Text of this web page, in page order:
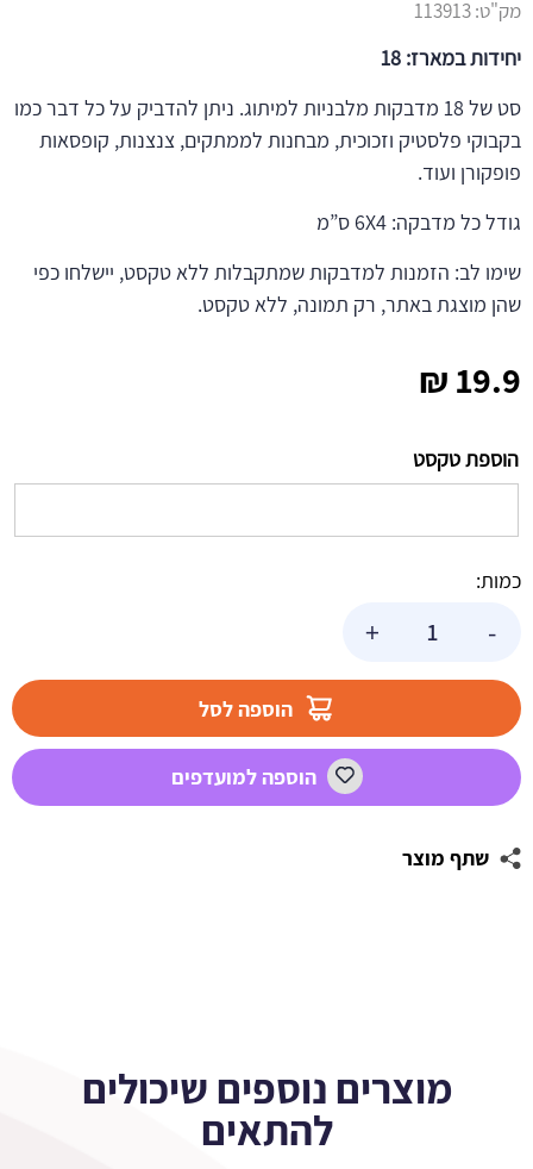
19.9
₪
הוספת טקסט
כמות:
-
מסיבת
+
הוספה לסל
הוספה למועדפים
שתף מוצר
מק"ט:113913
יחידות במארז: 18
סט של 18 מדבקות מלבניות למיתוג. ניתן להדביק על כל דבר כמו
בקבוקי פלסטיק וזכוכית, מבחנות לממתקים, צנצנות, קופסאות
פופקורן ועוד.
גודל כל מדבקה: 6X4 ס”מ
שימו לב: הזמנות למדבקות שמתקבלות ללא טקסט, יישלחו כפי
שהן מוצגת באתר, רק תמונה, ללא טקסט.
מוצרים נוספים שיכולים
להתאים